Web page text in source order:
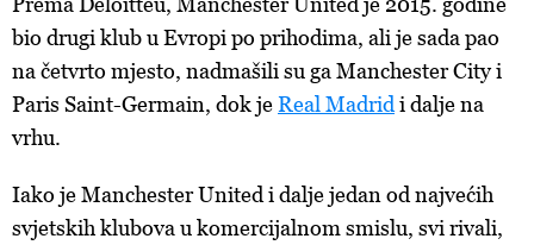
bio drugi klub u Evropi po prihodima, ali je sada pao
na četvrto mjesto, nadmašili su ga Manchester City i
Paris Saint-Germain, dok jeReal Madridi dalje na
vrhu.
Iako je Manchester United i dalje jedan od najvećih
svjetskih klubova u komercijalnom smislu, svi rivali,